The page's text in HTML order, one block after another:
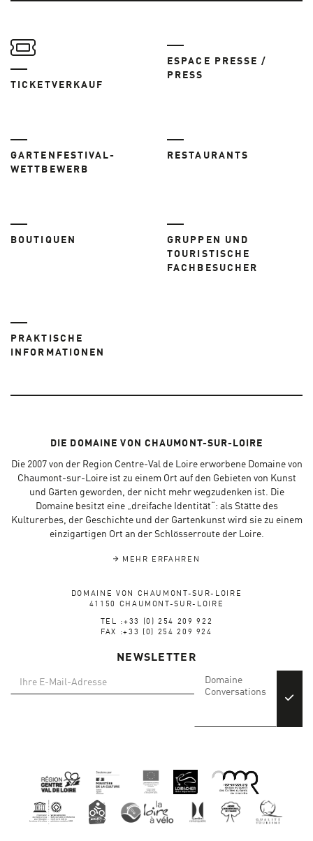
TICKETVERKAUF
ESPACE PRESSE /
PRESS
GARTENFESTIVAL-
WETTBEWERB
RESTAURANTS
BOUTIQUEN
GRUPPEN UND
TOURISTISCHE
FACHBESUCHER
PRAKTISCHE
INFORMATIONEN
DIE DOMAINE VON CHAUMONT-SUR-LOIRE
Die 2007 von der Region Centre-Val de Loire erworbene Domaine von
Chaumont-sur-Loire ist zu einem Ort auf den Gebieten von Kunst
und Gärten geworden, der nicht mehr wegzudenken ist. Die
Domaine besitzt eine „dreifache Identität“: als Stätte des
Kulturerbes, der Geschichte und der Gartenkunst wird sie zu einem
einzigartigen Ort an der Schlösserroute der Loire.
MEHR ERFAHREN
DOMAINE VON CHAUMONT-SUR-LOIRE
41150 CHAUMONT-SUR-LOIRE
TEL :+33 (0) 254 209 922
FAX :+33 (0) 254 209 924
NEWSLETTER